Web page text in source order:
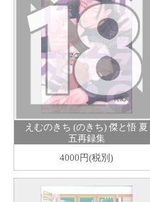
えむのきち (のきち) 傑と悟 夏
五再録集
4000円(税別)